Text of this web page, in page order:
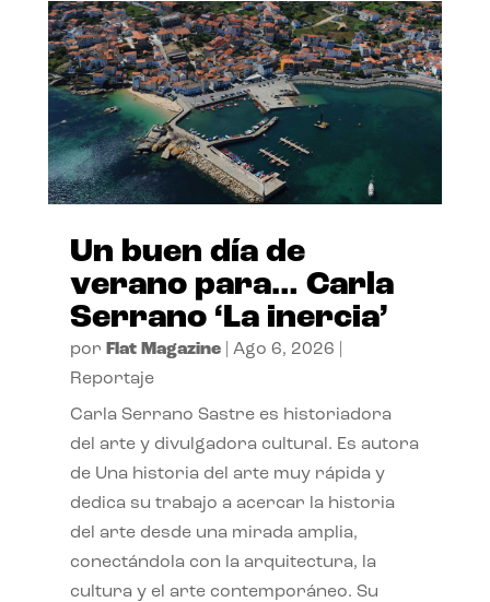
Un buen día de
verano para… Carla
Serrano ‘La inercia’
por Flat Magazine| Ago 6, 2026
Reportaje
Carla Serrano Sastre es historiadora
del arte y divulgadora cultural. Es autora
de Una historia del arte muy rápida y
dedica su trabajo a acercar la historia
del arte desde una mirada amplia,
conectándola con la arquitectura, la
cultura y el arte contemporáneo. Su